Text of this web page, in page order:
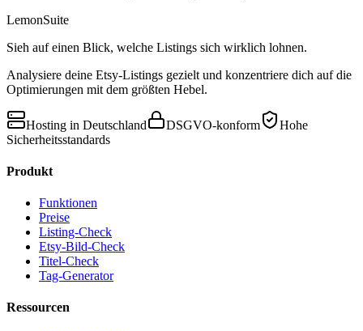
LemonSuite
Sieh auf einen Blick, welche Listings sich wirklich lohnen.
Analysiere deine Etsy-Listings gezielt und konzentriere dich auf die
Optimierungen mit dem größten Hebel.
Hosting in Deutschland DSGVO-konform
Hohe
Sicherheitsstandards
Produkt
Funktionen
Preise
Listing-Check
Etsy-Bild-Check
Titel-Check
Tag-Generator
Ressourcen